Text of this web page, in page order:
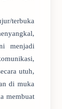
terbuka
menjadi
utuh,
di muka
membuat